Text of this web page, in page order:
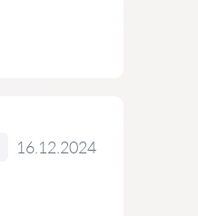
16.12.2024